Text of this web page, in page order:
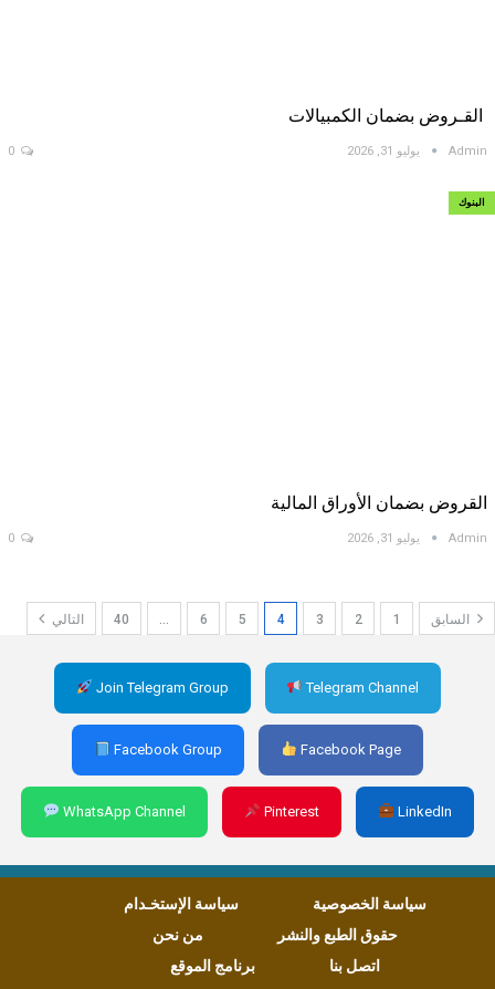
القـروض بضمان الكمبيالات
Admin يوليو 31, 2026
البنوك
القروض بضمان الأوراق المالية
Admin يوليو 31, 2026
السابق 1
2
3
4
5
6
40 التالي
Join Telegram Group Telegram Channel
Facebook Group Facebook Page
WhatsApp Channel Pinterest LinkedIn
سياسة الخصوصية
سياسة الإستخـدام
حقوق الطبع والنشر
من نحن
اتصل بنا
برنامج الموقع